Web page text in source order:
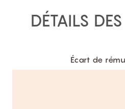
DÉTAILS
Écart de